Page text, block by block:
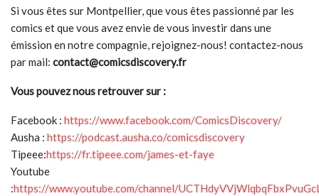
Si vous êtes sur Montpellier, que vous êtes passionné par les
comics et que vous avez envie de vous investir dans une
émission en notre compagnie, rejoignez-nous! contactez-nous
par mail: contact@comicsdiscovery.fr
Vous pouvez nous retrouver sur :
Facebook : https://www.facebook.com/ComicsDiscovery/
Ausha : https://podcast.ausha.co/comicsdiscovery
Tipeee:https://fr.tipeee.com/james-et-faye
Youtube
:https://www.youtube.com/channel/